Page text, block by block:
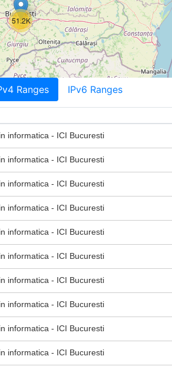
51.2K
Ranges IPv6 Ranges
informatica - ICI Bucuresti
informatica - ICI Bucuresti
informatica - ICI Bucuresti
informatica - ICI Bucuresti
informatica - ICI Bucuresti
informatica - ICI Bucuresti
informatica - ICI Bucuresti
informatica - ICI Bucuresti
informatica - ICI Bucuresti
informatica - ICI Bucuresti